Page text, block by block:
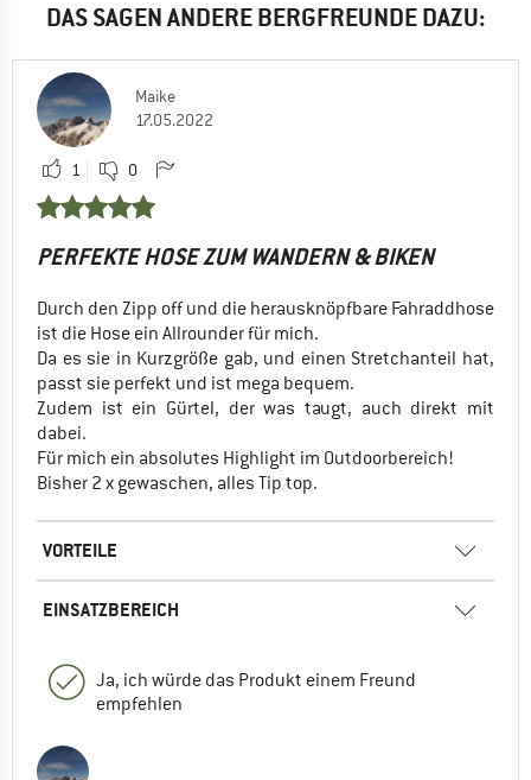
DAS SAGEN ANDERE BERGFREUNDE DAZU:
Maike
17.05.2022
1 0
PERFEKTE HOSE ZUM WANDERN & BIKEN
Durch den Zipp off und die herausknöpfbare Fahraddhose
ist die Hose ein Allrounder für mich.
Da es sie in Kurzgröße gab, und einen Stretchanteil hat,
passt sie perfekt und ist mega bequem.
Zudem ist ein Gürtel, der was taugt, auch direkt mit
dabei.
Für mich ein absolutes Highlight im Outdoorbereich!
Bisher 2 x gewaschen, alles Tip top.
VORTEILE
EINSATZBEREICH
Ja, ich würde das Produkt einem Freund
empfehlen